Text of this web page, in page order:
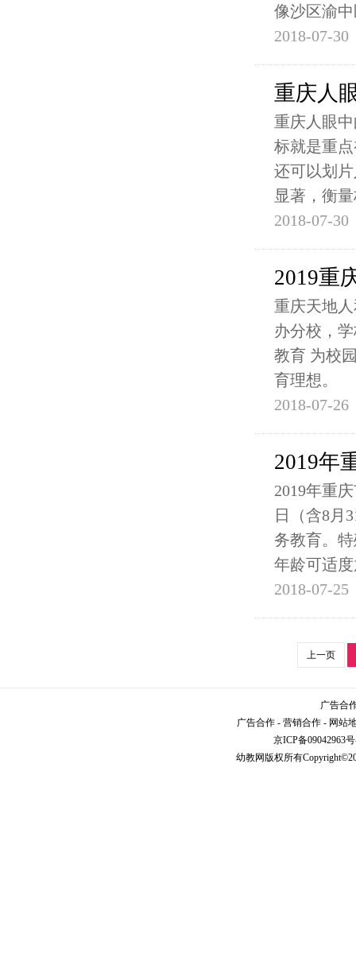
像沙区渝
2018-07-30
重庆人
重庆人眼
标就是重
还可以划
显著，衡
2018-07-30
2019重
重庆天地
办分校，
教育 为校
育理想。
2018-07-26
2019年
2019年重
日（含8月
务教育。
年龄可适
2018-07-25
上一页
广告合
广告合作 - 营销合作 - 网站
京ICP备09042963
幼教网版权所有